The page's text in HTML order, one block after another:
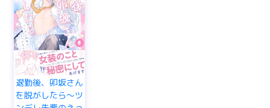
退勤後、卯坂さん
を脱がしたら～ツ